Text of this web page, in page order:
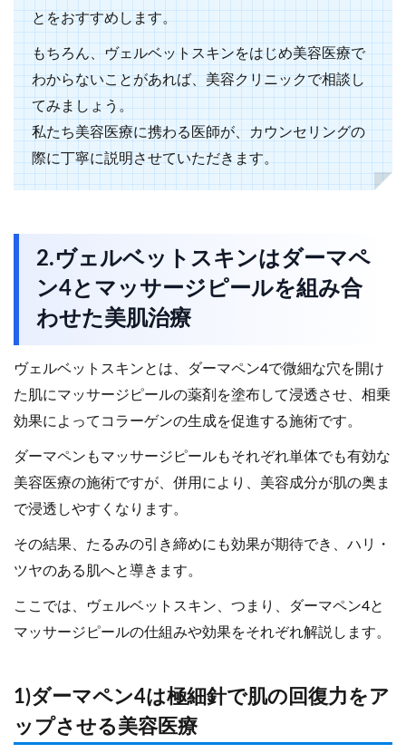
とをおすすめします。
もちろん、ヴェルベットスキンをはじめ美容医療で
わからないことがあれば、美容クリニックで相談し
てみましょう。
私たち美容医療に携わる医師が、カウンセリングの
際に丁寧に説明させていただきます。
2.ヴェルベットスキンはダーマペ
ン4とマッサージピールを組み合
わせた美肌治療
ヴェルベットスキンとは、ダーマペン4で微細な穴を開け
た肌にマッサージピールの薬剤を塗布して浸透させ、相乗
効果によってコラーゲンの生成を促進する施術です。
ダーマペンもマッサージピールもそれぞれ単体でも有効な
美容医療の施術ですが、併用により、美容成分が肌の奥ま
で浸透しやすくなります。
その結果、たるみの引き締めにも効果が期待でき、ハリ・
ツヤのある肌へと導きます。
ここでは、ヴェルベットスキン、つまり、ダーマペン4と
マッサージピールの仕組みや効果をそれぞれ解説します。
1)ダーマペン4は極細針で肌の回復力をア
ップさせる美容医療